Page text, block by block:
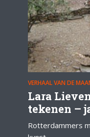
VERHAAL VAN DE
Lara
tekenen –
Rotterdammers